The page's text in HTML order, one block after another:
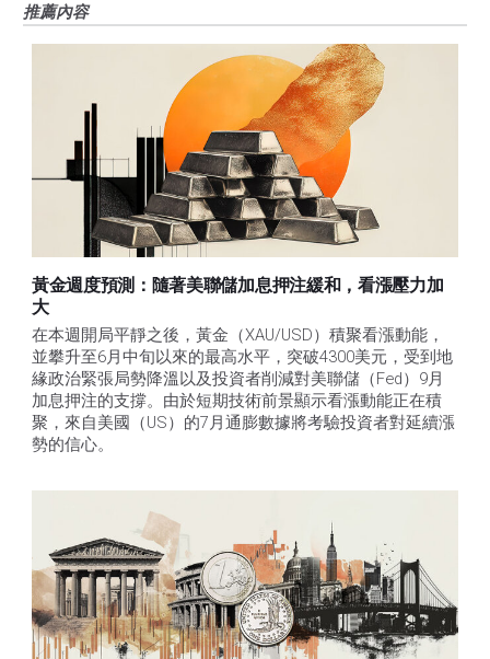
推薦內容
黃金週度預測：隨著美聯儲加息押注緩和，看漲壓力加
大
在本週開局平靜之後，黃金（XAU/USD）積聚看漲動能，
並攀升至6月中旬以來的最高水平，突破4300美元，受到地
緣政治緊張局勢降溫以及投資者削減對美聯儲（Fed）9月
加息押注的支撐。由於短期技術前景顯示看漲動能正在積
聚，來自美國（US）的7月通膨數據將考驗投資者對延續漲
勢的信心。